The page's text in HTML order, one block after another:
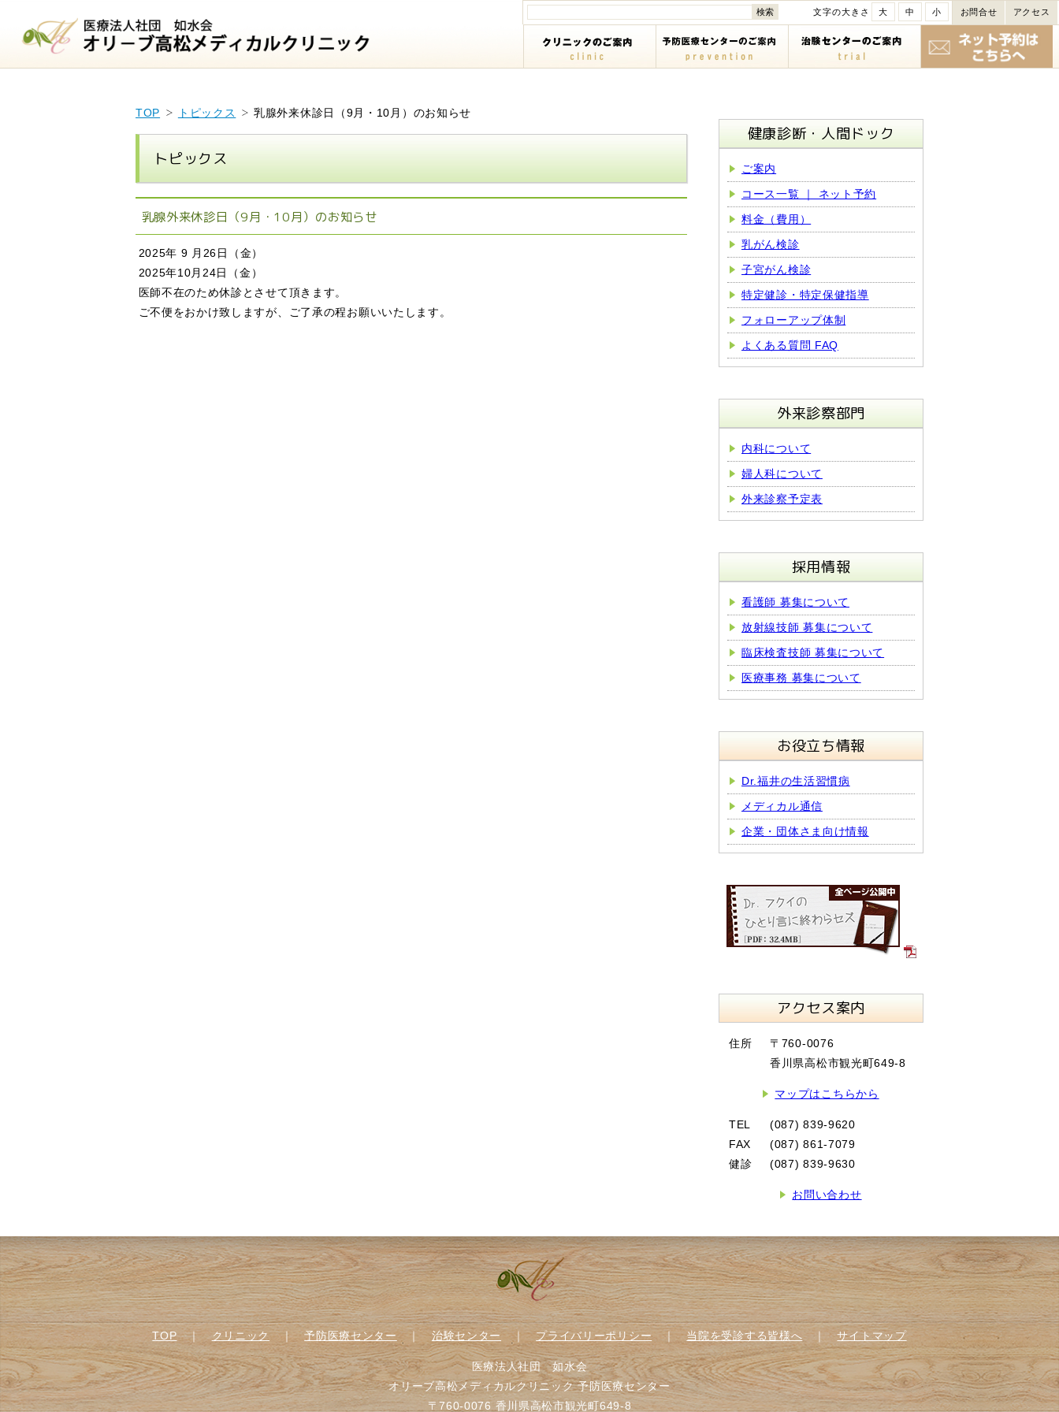
文字の大きさ 大 中 小 お問合せ アクセス
TOP トピックス 乳腺外来休診日（9月・10月）のお知らせ
トピックス
乳腺外来休診日（9月・10月）のお知らせ
2025年 9 月26日（金）
2025年10月24日（金）
医師不在のため休診とさせて頂きます。
ご不便をおかけ致しますが、ご了承の程お願いいたします。
健康診断・人間ドック
ご案内
コース一覧 ｜ ネット予約
料金（費用）
乳がん検診
子宮がん検診
特定健診・特定保健指導
フォローアップ体制
よくある質問 FAQ
外来診察部門
内科について
婦人科について
外来診察予定表
採用情報
看護師 募集について
放射線技師 募集について
臨床検査技師 募集について
医療事務 募集について
お役立ち情報
Dr.福井の生活習慣病
メディカル通信
企業・団体さま向け情報
アクセス案内
住所
〒760-0076
香川県高松市観光町649-8
マップはこちらから
TEL
(087) 839-9620
FAX
(087) 861-7079
健診
(087) 839-9630
お問い合わせ
TOP｜クリニック｜予防医療センター ｜治験センター ｜ プライバリーポリシー｜当院を受診する皆様へ ｜サイトマップ
医療法人社団 如水会
オリーブ高松メディカルクリニック 予防医療センター
〒760-0076 香川県高松市観光町649-8